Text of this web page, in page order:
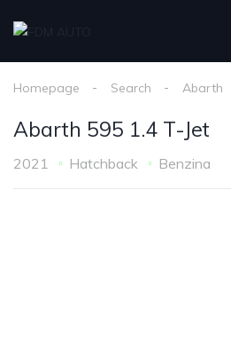
Homepage Search Abarth
Abarth 595 1.4 T-Jet
2021 Hatchback Benzina